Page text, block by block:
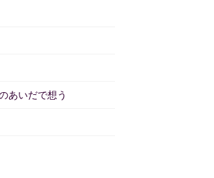
あいだで想う